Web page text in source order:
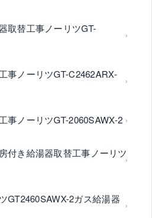
取替工事ノーリツGT-
事ノーリツGT-C2462ARX-
事ノーリツGT-2060SAWX-2
付き給湯器取替工事ノーリツ
GT2460SAWX-2ガス給湯器